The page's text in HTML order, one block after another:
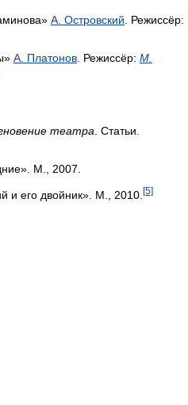
А. Островский. Режиссёр:
А. Платонов. Режиссёр: М.
театра. Статьи.
М., 2007.
и его двойник». М., 2010. [5]